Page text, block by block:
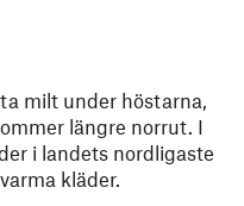
milt under höstarna,
längre norrut. I
i landets nordligaste
kläder.